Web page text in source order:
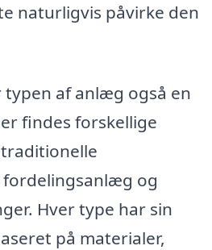
naturligvis påvirke den
af anlæg også en
findes forskellige
og
Hver type har sin
på materialer,